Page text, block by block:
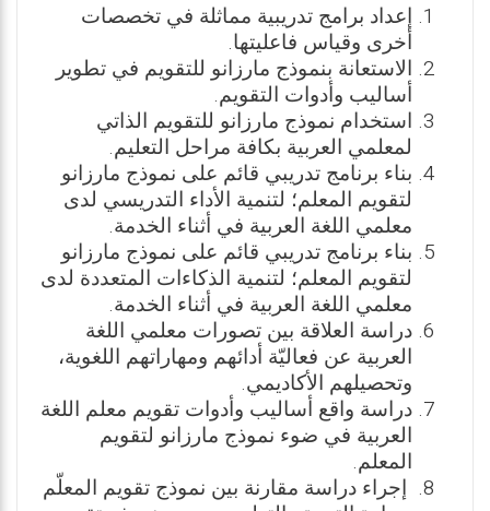
إعداد برامج تدريبية مماثلة في تخصصات
أخرى وقياس فاعليتها.
الاستعانة بنموذج مارزانو للتقويم في تطوير
أساليب وأدوات التقويم.
استخدام نموذج مارزانو للتقويم الذاتي
لمعلمي العربية بكافة مراحل التعليم.
بناء برنامج تدريبي قائم على نموذج مارزانو
لتقويم المعلم؛ لتنمية الأداء التدريسي لدى
معلمي اللغة العربية في أثناء الخدمة.
بناء برنامج تدريبي قائم على نموذج مارزانو
لتقويم المعلم؛ لتنمية الذكاءات المتعددة لدى
معلمي اللغة العربية في أثناء الخدمة.
دراسة العلاقة بين تصورات معلمي اللغة
العربية عن فعاليّة أدائهم ومهاراتهم اللغوية،
وتحصيلهم الأكاديمي.
دراسة واقع أساليب وأدوات تقويم معلم اللغة
العربية في ضوء نموذج مارزانو لتقويم
المعلم.
إجراء دراسة مقارنة بين نموذج تقويم المعلّم